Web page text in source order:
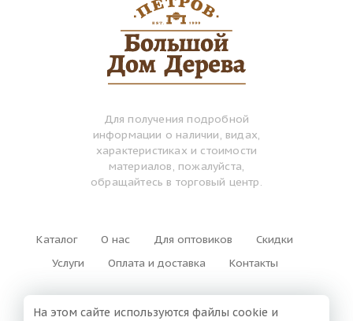
Для получения подробной
информации о наличии, видах,
характеристиках и стоимости
материалов, пожалуйста,
обращайтесь в торговый центр.
Каталог О нас Для оптовиков
Скидки
Услуги
Оплата и доставка Контакты
+7 (3852) 500-420
На этом сайте используются файлы cookie и